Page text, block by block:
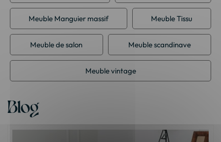
Meuble Manguier massif Meuble Tissu
Meuble de salon Meuble scandinave
Meuble vintage
Blog